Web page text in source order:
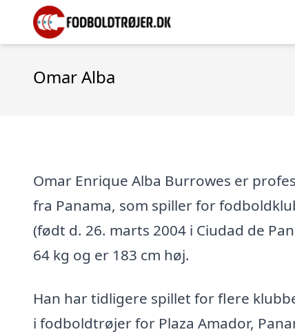
Omar Alba
Omar Enrique Alba Burrowes er
fra Panama, som spiller for
(født d. 26. marts 2004 i Ciudad de
64 kg og er 183 cm høj.
Han har tidligere spillet for flere
i fodboldtrøjer for Plaza Amador,